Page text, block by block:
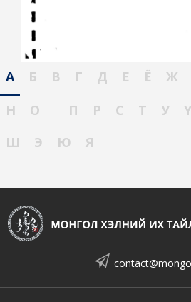
А Б В Г Д Е Ё Ж
Н
О П Р С Т У Ү
Ш
Э Ю Я